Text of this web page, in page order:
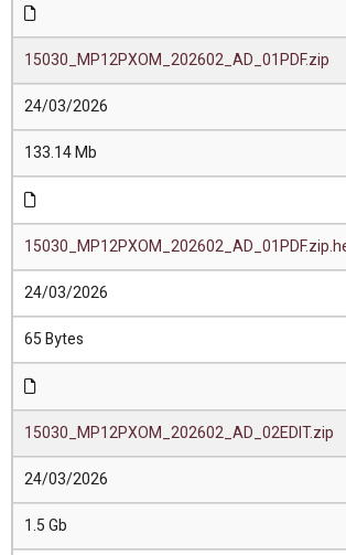
15030_MP12PXOM_202602_AD_01PDF.zip
24/03/2026
133.14 Mb
24/03/2026
65 Bytes
15030_MP12PXOM_202602_AD_02EDIT.zip
24/03/2026
1.5 Gb